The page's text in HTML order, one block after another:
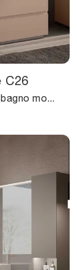
C26
Scopri di più sull'arredo bagno moderno: mobili bagno a terra in laccato opaco come il modello Block System Tube C26 di Baxar ti aspettano.